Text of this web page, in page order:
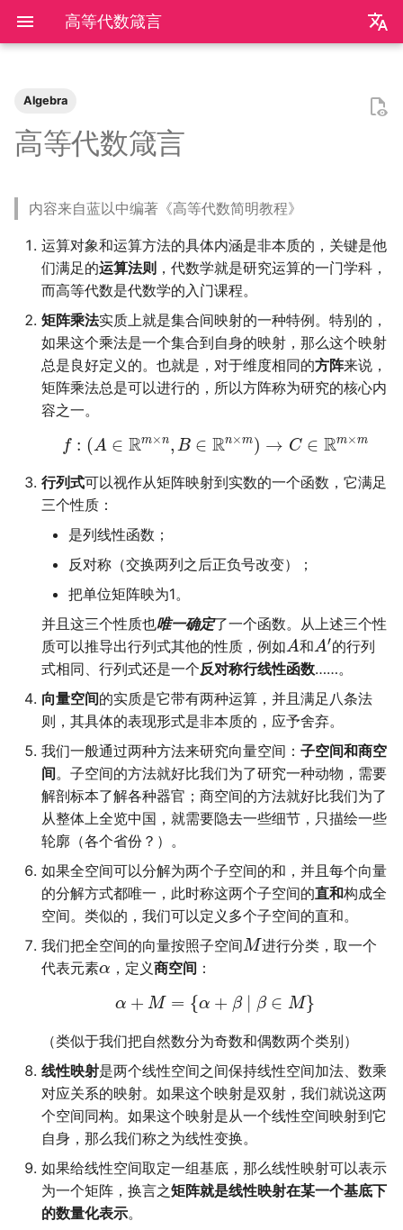
高等代数箴言
en
点亮的地图
正式的简历
本站编年史
兴趣爱好
链接
爬虫 反调试和反反调试
复旦
复旦的自动化生活
复旦校园网VPN
书影音
「你的名字」
「和Summer的五百天」
I Just Called to Say I
You
我用Mac
QuickLook
iTerm2+zsh
sketchybar+yabai
Hammerspoon
神游
nlog
尼康 Z5ii
尼康 Z5
摄影术语
Algorithm
生成模型
搜索引擎
广告系统
推荐系统
Interview
数据库
Hadoop
Interview
Docker
Docker进阶
Great Firewall
搭建一个代理服务器
Jupyter
远程服务
进阶使用
打印
ipynb展示
LaTeX
Leetcode
下一个排列
接雨水
N皇后
爬楼梯问题
从前序与中序遍历构造二
排序链表
反转链表
零钱兑换
区间和的个数
网络延迟时间
K站中转内最便宜的航班
公交线路
排序数组
最小的必要团队
优美子数组
阈值距离内邻居最少的城
Least-K子数组
排队上电梯
多多传送门
Linux
Shell快捷键
Shell Redirection
Shell Expansion
SSH
SSH Jump
Tmux
Manim
MkDocs
Best practices
写数学公式的坑
控制插件加载
mkdocs插件开发
在线VSCode
远程控制安卓手机
SSL/TLS证书
自建图床
Telegram Bot
在Win上搭建NAS
自动化Workflow
Plex实时活动
个人媒体库
Nintendo Switch
NS开发
SAS
VSCode
四月天，樱飞舞
葬礼日记
过不寻常年
安庆七日游
泗阳三日游
再游迪士尼
照片有毒
婚礼日记
晚霞·不晚
再游北京
上海野生动物园一日游
Happy Pi Day
迪士尼一日游
北洋园
2024 お誕生日おめでとう
小霞 3.0
China Joy 2024
厦门三日游
We Shouldn't Chat
生日快乐，复旦
五一暴走广东
不要使用argmax
纸短情长
新版博客！
樱花
冬が一番嫌い
おたく
2023
称呼zy的20种方法
毕业.留影
毕业.旅行.日本
毕业.论文
卖身记（二）
考研始末
卖身记（一）
2022
2021
2020
脚本式运行和脚本书写规范
基础语法
Python数据结构练习
高级语法
标准库
os
re
time
doctest
itertools
第三方库
numpy
matplotlib
pandas
pytorch
sklearn
应用案例（数据抓取）
go中的分号
npnn
pymd
plt-gallery
bilibili_poster
高中数学讲义
AirPrint-with-Python
哔哩哔哩番剧分析
运筹学
概率论与数理统计
统计软件
时间序列分析
抽样调查
多元分析
随机过程
属性数据分析
选修课 算法导论
数据科学编程基础
数据库与企业数据管理
模式识别和机器学习
人工智能编程框架
研究生课
数值计算
时间序列
神经网络和深度学习
人工智能与机器学习
统计计算
Journal Club
个人兴趣
操作系统
计算机网络
有理函数积分范式
pi的无理性
有理数集是可数的
泰勒展开
导数漫谈
Gamma函数
域和线性空间
规矩数
正态分布的六种导出方式
秘书问题
暴击率补偿问题
Montmort问题
习题
Algebra
高等代数箴言
内容来自蓝以中编著《高等代数简明教程》
运算对象和运算方法的具体内涵是非本质的，关键是他
们满足的运算法则 ，代数学就是研究运算的一门学科，
而高等代数是代数学的入门课程。
矩阵乘法实质上就是集合间映射的一种特例。特别的，
如果这个乘法是一个集合到自身的映射，那么这个映射
总是良好定义的。也就是，对于维度相同的方阵来说，
矩阵乘法总是可以进行的，所以方阵称为研究的核心内
容之一。
f : (A ∈ Rm×n, B ∈ Rn×m) → C ∈ Rm×m
行列式可以视作从矩阵映射到实数的一个函数，它满足
三个性质：
是列线性函数；
反对称（交换两列之后正负号改变）；
把单位矩阵映为1。
并且这三个性质也唯一确定了一个函数。从上述三个性
质可以推导出行列式其他的性质，例如A和A′的行列
式相同、行列式还是一个反对称行线性函数……。
向量空间的实质是它带有两种运算，并且满足八条法
则，其具体的表现形式是非本质的，应予舍弃。
我们一般通过两种方法来研究向量空间： 子空间和商空
间。子空间的方法就好比我们为了研究一种动物，需要
解剖标本了解各种器官；商空间的方法就好比我们为了
从整体上全览中国，就需要隐去一些细节，只描绘一些
轮廓（各个省份？）。
如果全空间可以分解为两个子空间的和，并且每个向量
的分解方式都唯一，此时称这两个子空间的直和构成全
空间。类似的，我们可以定义多个子空间的直和。
我们把全空间的向量按照子空间M进行分类，取一个
代表元素α ，定义商空间 ：
α + M = {α + β ∣ β ∈ M}
（类似于我们把自然数分为奇数和偶数两个类别）
线性映射是两个线性空间之间保持线性空间加法、数乘
对应关系的映射。如果这个映射是双射，我们就说这两
个空间同构。如果这个映射是从一个线性空间映射到它
自身，那么我们称之为线性变换。
如果给线性空间取定一组基底，那么线性映射可以表示
为一个矩阵，换言之矩阵就是线性映射在某一个基底下
的数量化表示。